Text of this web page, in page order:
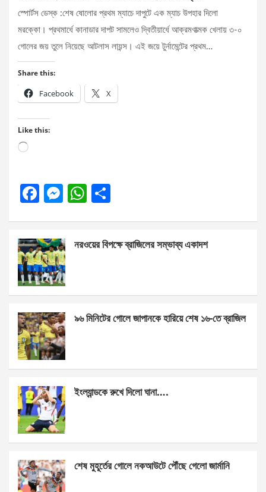
স্পোর্টস ডেস্ক :শেষ ষোলোর প্রথম ম্যাচে দাপুটে এক ম্যাচ উপহার দিলো
মরক্কো। প্রথমার্ধে কানাডার দাপট সামলেও দ্বিতীয়ার্ধে আক্রমণাত্মক খেলায় ৩-০
গোলের জয় তুলে নিয়েছে আটলাস লায়ন্স। এই জয়ে টুর্নামেন্টের প্রথম…
Share this:
Facebook X
Like this:
Loading…
F
b
o
o
k
M
n
g
er
W
s
p
e
নরওয়ের বিপক্ষে ব্রাজিলের সম্ভাব্য একাদশ
৯৬ মিনিটের গোলে জাপানকে হারিয়ে শেষ ১৬-তে ব্রাজিল
ইংল্যান্ডকে রুখে দিলো ঘানা….
শেষ মুহূর্তের গোলে নকআউটে পৌঁছে গেলো জার্মানি